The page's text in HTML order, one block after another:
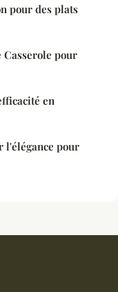
pour des plats
pour
en
l'élégance pour